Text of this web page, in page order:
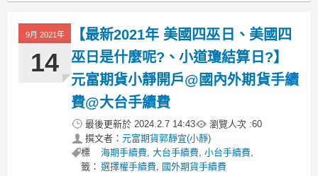
富期貨營業員手續費、元富期貨選擇
權、元富期貨郭靜宜、電子期貨、金融
期貨
9月 2021年
14
【最新2021年 美國四巫日、美國四
巫日是什麼呢?、小道瓊結算日?】
元富期貨小靜開戶@國內外期貨手續
費@大台手續費
最後更新於 2024.2.7 14:43 瀏覽人次 :60
撰文者： 元富期貨郭靜宜(小靜)
標
籤：
海期手續費, 大台手續費, 小台手續費,
選擇權手續費, 國外期貨手續費